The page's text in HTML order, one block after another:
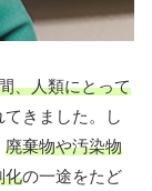
、人類にとって
てきました。し
廃棄物や汚染物
化の一途をたど